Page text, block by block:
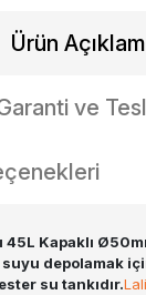
Ürün
ve
45L Kapaklı
suyu depolamak
su tankıdır.